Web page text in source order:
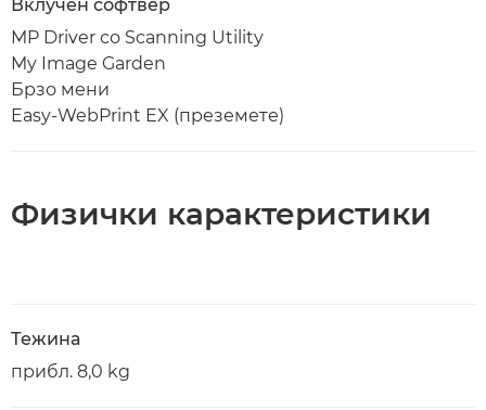
Вклучен софтвер
MP Driver со Scanning Utility
My Image Garden
Брзо мени
Easy-WebPrint EX (преземете)
Физички карактеристики
Тежина
прибл. 8,0 kg